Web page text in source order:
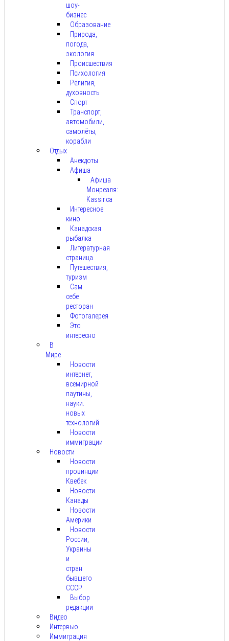
шоу-
бизнес
Образование
Природа,
погода,
экология
Происшествия
Психология
Религия,
духовность
Спорт
Транспорт,
автомобили,
самолёты,
корабли
Отдых
Анекдоты
Афиша
Афиша
Монреаля:
Kassir.ca
Интересное
кино
Канадская
рыбалка
Литературная
страница
Путешествия,
туризм
Сам
себе
ресторан
Фотогалерея
Это
интересно
В
Мире
Новости
интернет,
всемирной
паутины,
науки.
новых
технологий
Новости
иммиграции
Новости
Новости
провинции
Квебек
Новости
Канады
Новости
Америки
Новости
России,
Украины
и
стран
бывшего
СССР
Выбор
редакции
Видео
Интервью
Иммиграция